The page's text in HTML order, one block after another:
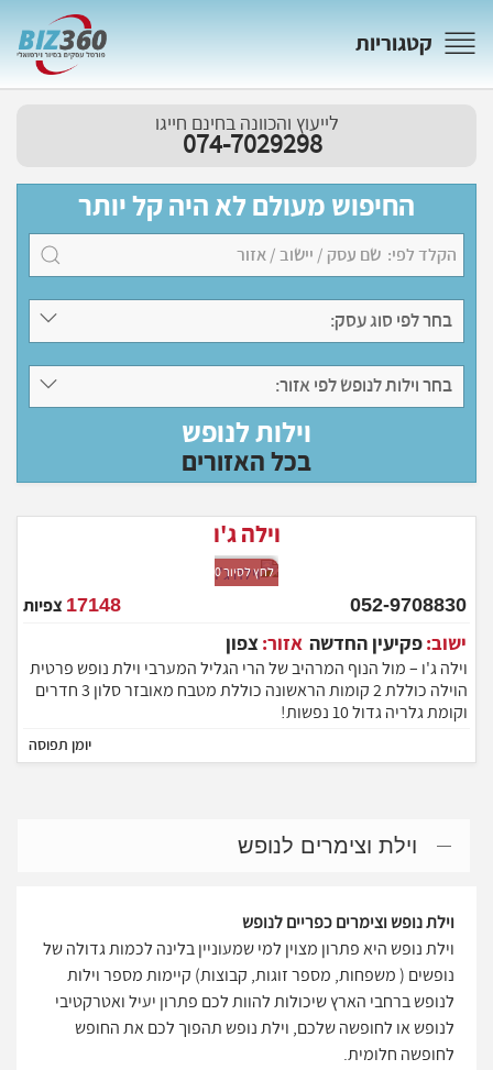
קטגוריות
לייעוץ והכוונה בחינם חייגו
074-7029298
החיפוש מעולם לא היה קל יותר
בחר לפי סוג עסק:
בחר וילות לנופש לפי אזור:
וילות לנופש
בכל האזורים
וילה ג'ו
לחץ לסיור 360
052-9708830
17148 צפיות
ישוב:פקיעין החדשה אזור:צפון
וילה ג'ו – מול הנוף המרהיב של הרי הגליל המערבי וילת נופש פרטית
הוילה כוללת 2 קומות הראשונה כוללת מטבח מאובזר סלון 3 חדרים
וקומת גלריה גדול 10 נפשות!
יומן תפוסה
וילת וצימרים לנופש
וילת נופש וצימרים כפריים לנופש
וילת נופש היא פתרון מצוין למי שמעוניין בלינה לכמות גדולה של
נופשים ( משפחות, מספר זוגות, קבוצות) קיימות מספר וילות
לנופש ברחבי הארץ שיכולות להוות לכם פתרון יעיל ואטרקטיבי
לנופש או לחופשה שלכם, וילת נופש תהפוך לכם את החופש
לחופשה חלומית.